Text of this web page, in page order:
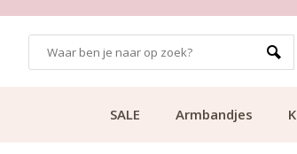
SALE Armbandjes